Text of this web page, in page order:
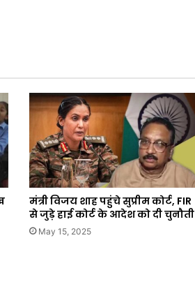
मंत्री विजय शाह पहुंचे सुप्रीम कोर्ट, FIR
से जुड़े हाई कोर्ट के आदेश को दी चुनौती
May 15, 2025